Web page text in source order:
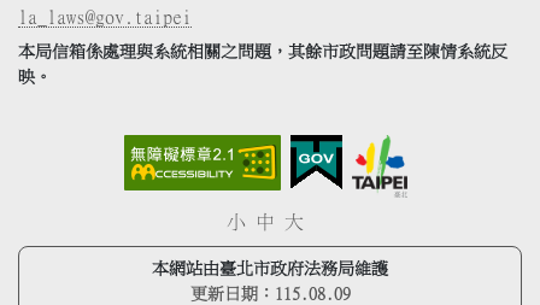
la_laws@gov.taipei
本局信箱係處理與系統相關之問題，其餘市政問題請至陳情系統反
映。
小 中 大
本網站由臺北市政府法務局維護
更新日期： 115.08.09